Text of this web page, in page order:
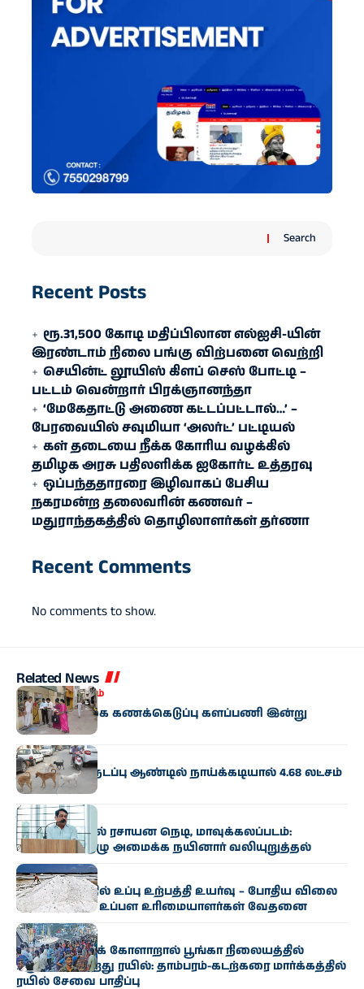
Search
Recent Posts
ரூ.31,500 கோடி மதிப்பிலான எல்ஐசி-​யின்
இரண்​டாம் நிலை பங்கு விற்பனை வெற்றி
செயின்ட் லூயிஸ் கிளப் செஸ் போட்டி –
பட்டம் வென்றார் பிரக்ஞானந்தா
‘மேகேதாட்டு அணை கட்டப்பட்டால்…’ –
பேரவையில் சவுமியா ‘அலர்ட்’ பட்டியல்
கள் தடையை நீக்க கோரிய வழக்கில்
தமிழக அரசு பதிலளிக்க ஐகோர்ட் உத்தரவு
ஒப்பந்ததாரரை இழிவாகப் பேசிய
நகரமன்ற தலைவரின் கணவர் –
மதுராந்தகத்தில் தொழிலாளர்கள் தர்ணா
Recent Comments
No comments to show.
Related News
இந்தியாதமிழகம்
மக்கள்தொகை கணக்கெடுப்பு களப்பணி இன்று
தொடக்கம்
தமிழகம்
தமிழகத்தில் நடப்பு ஆண்டில் நாய்க்கடியால் 4.68 லட்சம்
பேர் பாதிப்பு
தமிழகம்
ஆவின் பாலில் ரசாயன நெடி, மாவுக்கலப்படம்:
உயர்மட்டக் குழு அமைக்க நயினார் வலியுறுத்தல்
தமிழகம்
ராமநாதபுரத்தில் உப்பு உற்பத்தி உயர்வு – போதிய விலை
இல்லாததால் உப்பள உரிமையாளர்கள் வேதனை
தமிழகம்
தொழில்நுட்பக் கோளாறால் பூங்கா நிலையத்தில்
பழுதாகி நின்றது ரயில்: தாம்பரம்-கடற்கரை மார்க்கத்தில்
ரயில் சேவை பாதிப்பு